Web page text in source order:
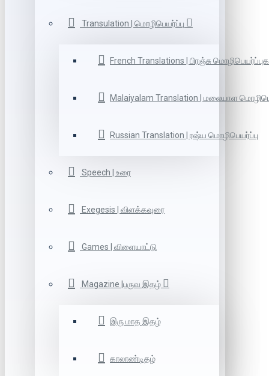
Transulation | மொழிபெயர்ப்பு
French Translations | பிரஞ்சு
Malaiyalam Translation | மலையாள
Russian Translation | ரஷ்ய மொழிபெயர்ப்பு
Speech | உரை
Exegesis | விளக்கவுரை
Games | விளையாட்டு
Magazine |பருவ இதழ்
இரு மாத இதழ்
காலாண்டிதழ்